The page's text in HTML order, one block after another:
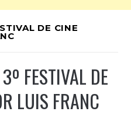
DE CINE
FESTIVAL DE
LUIS FRANC